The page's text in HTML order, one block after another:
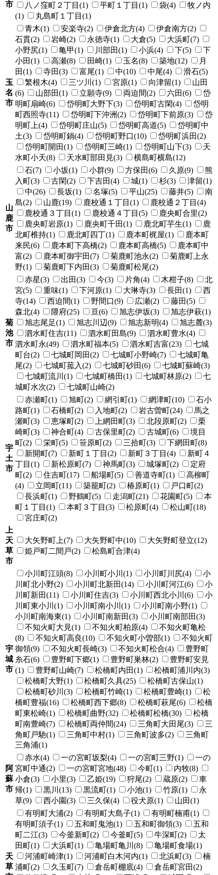
市 八ノ窪町２丁目(1) 平町１丁目(1) 袋(4)
牧ノ内
(1)
丸島町１丁目(1)
玉
名
市
青木(1) 安楽寺(2) 伊倉北方(4)
伊倉南方(2)
石貫(2)
岩崎(2) 永徳寺(1) 大倉(5)
大浜町(7)
小野尻(1)
亀甲(1) 川部田(1) 小浜(4) 下(5)
下
小田(1)
高瀬(8) 田崎(1) 玉名(8) 築地(12)
月
田(1)
寺田(3) 富尾(1) 中(10) 中尾(4)
滑石(5)
繁根木(4)
三ツ川(1) 宮原(1) 向津留(1)
山田
(6)
山部田(1) 立願寺(9) 両迫間(2) 六田(6)
岱
明町扇崎(6)
岱明町大野下(3) 岱明町古閑(4)
岱明
町西照寺(11)
岱明町下沖洲(2) 岱明町下前原(3)
岱
明町上(4)
岱明町庄山(5) 岱明町高道(5)
岱明町中
土(3)
岱明町鍋(4) 岱明町野口(10)
岱明町浜田(2)
岱明町開田(1)
岱明町三崎(1) 岱明町山下(3)
天
水町小天(8)
天水町部田見(3) 横島町横島(12)
山
鹿
市
石(7) 小坂(1) 小群(9) 方保田(6) 久原(9)
熊
入町(3)
古閑(2) 下吉田(4) 城(1) 杉(3)
津留(1)
中(26)
長坂(1) 名塚(5) 平山(25) 藤井(5)
南
島(2)
山鹿(19) 鹿校通１丁目(1)
鹿校通２丁目(4)
鹿校通３丁目(1)
鹿校通４丁目(5)
鹿央町合里(2)
鹿央町岩原(1)
鹿央町千田(1) 鹿北町芋生(1)
鹿
北町椎持(1)
鹿北町四丁(1) 鹿本町梶屋(1)
鹿本町
来民(6)
鹿本町下高橋(2) 鹿本町高橋(5)
鹿本町中
富(2)
鹿本町御宇田(7) 菊鹿町池永(2)
菊鹿町上永
野(1)
菊鹿町下内田(3) 菊鹿町松尾(2)
菊
池
市
赤星(3) 出田(3) 今(3) 片角(4) 木柑子(8)
北
宮(5)
重味(1) 下河原(1) 大琳寺(3) 長田(1)
西
寺(14)
西迫間(1) 野間口(9) 広瀬(2)
藤田(5)
森北(4)
隈府(25) 亘(6) 旭志伊坂(3)
旭志伊萩(1)
旭志尾足(1)
旭志川辺(9) 旭志新明(4)
旭志麓(3)
泗水町住吉(11)
泗水町田島(9)
泗水町豊水(4)
泗水町永(49)
泗水町福本(5) 泗水町吉富(23)
七城
町台(2)
七城町岡田(2) 七城町小野崎(7)
七城町亀
尾(2)
七城町菰入(2) 七城町砂田(6)
七城町蘇崎(3)
七城町流川(1)
七城町橋田(1) 七城町林原(2)
七
城町水次(2)
七城町山崎(2)
宇
土
市
赤瀬町(1) 旭町(2) 網引町(1) 網津町(10)
石小
路町(1)
石橋町(2) 入地町(2) 岩古曽町(24)
馬之
瀬町(3)
恵塚町(2) 上網田町(3) 北段原町(2)
栗
崎町(3)
神合町(4) 古保里町(2) 古城町(6)
境目
町(2)
栄町(5) 笹原町(2) 三拾町(3)
下網田町(8)
新開町(7)
新町１丁目(2) 新町３丁目(4)
新町４
丁目(1)
新松原町(7) 神馬町(3) 城塚町(2)
定府
町(2)
住吉町(17) 船場町(5) 善道寺町(1)
高柳町
(4)
立岡町(11) 築籠町(2) 椿原町(1)
戸口町(2)
長浜町(1)
野鶴町(5) 走潟町(21) 花園町(5)
本
町１丁目(1)
本町３丁目(3) 松原町(4)
松山町(18)
宮庄町(2)
上
天
草
市
大矢野町上(7) 大矢野町中(10)
大矢野町登立(12)
姫戸町二間戸(2)
松島町合津(4)
宇
城
市
小川町江頭(8) 小川町小川(1) 小川町川尻(4)
小
川町北小野(2)
小川町北新田(14) 小川町河江(6)
小
川町新田(11)
小川町住吉(3) 小川町西北小川(6)
小
川町東小川(1)
小川町南小川(1)
小川町南小野(1)
小川町南海東(1)
小川町南新田(3)
小川町南部田(3)
不知火町大見(1)
不知火町柏原(4)
不知火町亀松
(8)
不知火町高良(10) 不知火町小曽部(1)
不知火町
御領(9)
不知火町長崎(3) 不知火町松合(4)
豊野町
糸石(6)
豊野町下郷(1) 豊野町巣林(2)
豊野町安見
(1)
豊野町山崎(7) 松橋町内田(1)
松橋町浦川内(3)
松橋町大野(1)
松橋町久具(25)
松橋町古保山(1)
松橋町砂川(3)
松橋町竹崎(1) 松橋町豊崎(1)
松
橋町豊福(16)
松橋町西下郷(8) 松橋町萩尾(6)
松橋
町東松崎(1)
松橋町曲野(32) 松橋町松橋(30)
松橋
町南豊崎(7)
松橋町両仲間(24) 三角町大田尾(3)
三
角町戸馳(1)
三角町中村(1) 三角町波多(2)
三角町
三角浦(1)
阿
蘇
市
赤水(4) 一の宮町坂梨(4) 一の宮町三野(1)
一の
宮町中通(2)
一の宮町宮地(48) 今町(1)
内牧(8)
小倉(3)
小里(3) 乙姫(19) 狩尾(2) 蔵原(2)
車
帰(1)
黒川(13) 黒流町(1) 小池(1) 竹原(1)
永
草(9)
西小園(3) 三久保(4) 役犬原(1) 山田(1)
天
草
有明町大浦(2) 有明町大島子(1)
有明町楠甫(1)
有明町須子(1)
五和町鬼池(1) 五和町御領(3)
五和
町二江(3)
今釜新町(2) 今釜町(5) 牛深町(2)
太
田町(1)
大浜町(1) 亀場町亀川(8)
亀場町食場(1)
河浦町崎津(1)
河浦町白木河内(1) 北浜町(3)
楠
浦町(2)
久玉町(7) 倉岳町棚底(4)
倉岳町宮田(2)